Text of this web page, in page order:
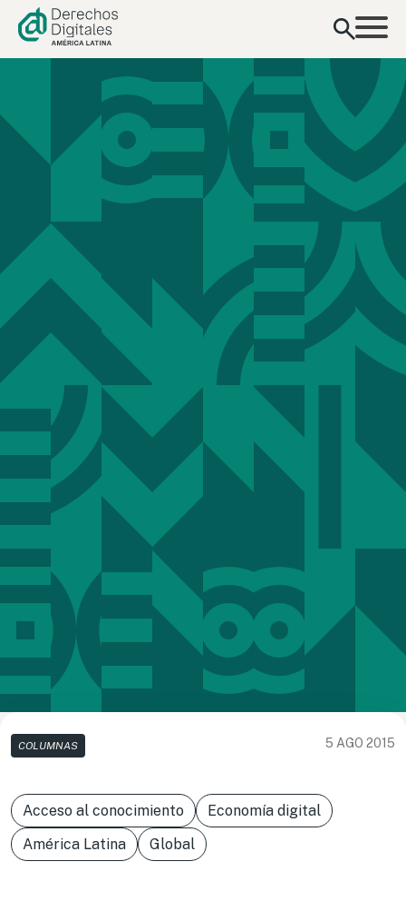
contenido
COLUMNAS 5 AGO 2015
Acceso al conocimiento
Economía digital
América Latina
Global